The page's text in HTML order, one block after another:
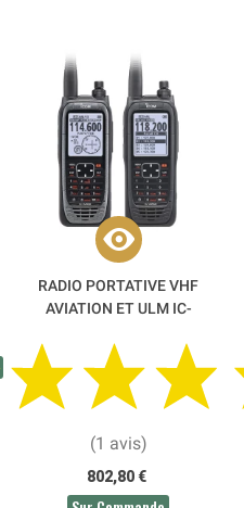
RADIO PORTATIVE VHF
AVIATION ET ULM IC-
DGAC
(1 avis)
802,80 €